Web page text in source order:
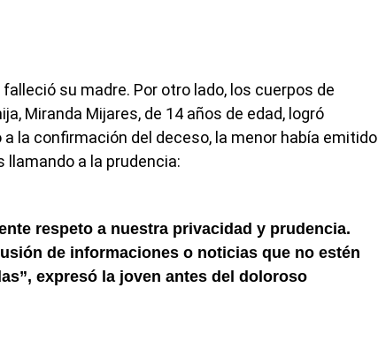
su madre. Por otro lado, los cuerpos de
Miranda Mijares, de 14 años de edad, logró
la confirmación del deceso, la menor había emitido
llamando a la prudencia:
respeto a nuestra privacidad y prudencia.
de informaciones o noticias que no estén
expresó la joven antes del doloroso